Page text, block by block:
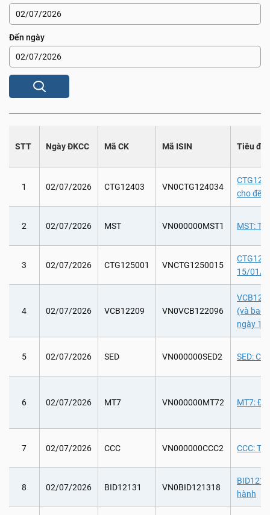
Đến ngày
STT Ngày ĐKCC Mã CK Mã ISIN Tiêu đề
1 02/07/2026 CTG12403 VN0CTG124034
cho
2 02/07/2026 MST VN000000MST1 MST:
3 02/07/2026 CTG125001 VNCTG1250015
15/01/
4 02/07/2026 VCB12209 VN0VCB122096
(và bao
ngày
5 02/07/2026 SED VN000000SED2 SED:
6 02/07/2026 MT7 VN000000MT72 MT7:
7 02/07/2026 CCC VN000000CCC2 CCC:
8 02/07/2026 BID12131 VN0BID121318
hành